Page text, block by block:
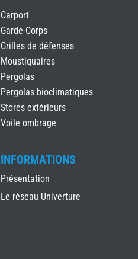
Carport
Garde-Corps
Grilles de défenses
Moustiquaires
Pergolas
Pergolas bioclimatiques
Stores extérieurs
Voile ombrage
INFORMATIONS
Présentation
Le réseau Univerture